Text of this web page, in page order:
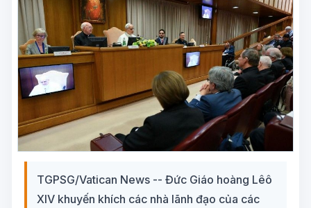
TGPSG/Vatican News -- Đức Giáo hoàng Lêô
XIV khuyến khích các nhà lãnh đạo của các